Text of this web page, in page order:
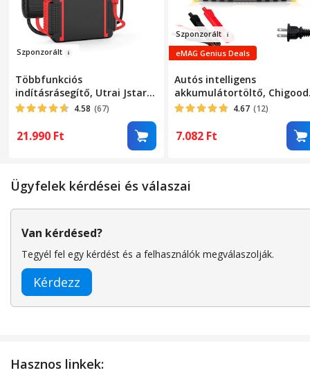
Szponzorált
Többfunkciós
indításrásegítő, Utrai Jstar
Mini, külső akkumulátorral,
zseblámpával, 12V 1000A,
akkumulátorkapacitás 18000
4.58 (67)
21.990 Ft
Szponzorált
eMAG Genius Deals
Autós intelligens
akkumulátortöltő,
12V, 6A, LCD kijelző, Sárga
4.67 (12)
7.082 Ft
Ügyfelek kérdései és válaszai
Van kérdésed?
Tegyél fel egy kérdést és a felhasználók megválaszolják.
Kérdezz
Hasznos linkek: